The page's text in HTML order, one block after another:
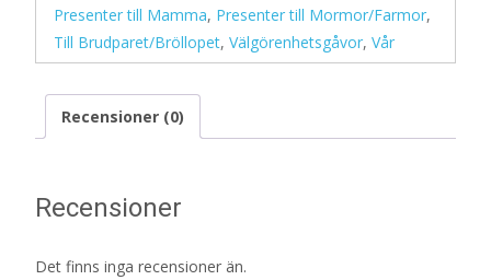
Presenter till Mamma, Presenter till Mormor/Farmor,
Till Brudparet/Bröllopet, Välgörenhetsgåvor, Vår
Recensioner (0)
Recensioner
Det finns inga recensioner än.